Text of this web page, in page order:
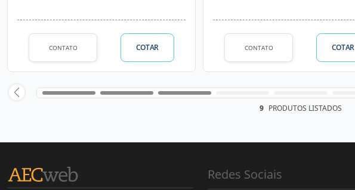
CONTATO COTAR CONTATO COTAR
9 PRODUTOS LISTADOS
Redes Sociais